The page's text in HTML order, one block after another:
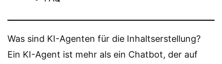
Was sind KI-Agenten für die Inhaltserstellung?
Ein KI-Agent ist mehr als ein Chatbot, der auf